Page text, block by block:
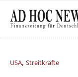
USA, Streitkräfte